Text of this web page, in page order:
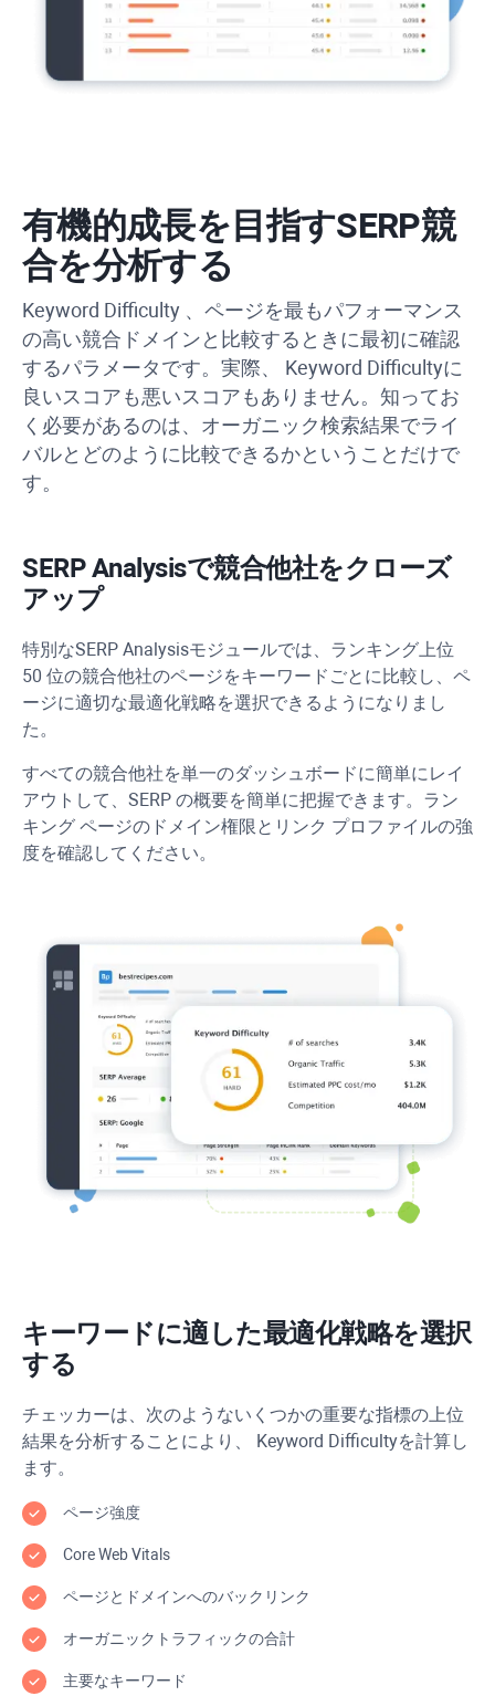
有機的成長を目指すSERP競
合を分析する
Keyword Difficulty 、ページを最もパフォーマンス
の高い競合ドメインと比較するときに最初に確認
するパラメータです。実際、 Keyword Difficultyに
良いスコアも悪いスコアもありません。知ってお
く必要があるのは、オーガニック検索結果でライ
バルとどのように比較できるかということだけで
す。
SERP Analysisで競合他社をクローズ
アップ
特別なSERP Analysisモジュールでは、ランキング上位
50 位の競合他社のページをキーワードごとに比較し、ペ
ージに適切な最適化戦略を選択できるようになりまし
た。
すべての競合他社を単一のダッシュボードに簡単にレイ
アウトして、SERP の概要を簡単に把握できます。ラン
キング ページのドメイン権限とリンク プロファイルの強
度を確認してください。
キーワードに適した最適化戦略を選択
する
チェッカーは、次のようないくつかの重要な指標の上位
結果を分析することにより、
Keyword Difficultyを計算し
ます。
ページ強度
Core Web Vitals
ページとドメインへのバックリンク
オーガニックトラフィックの合計
主要なキーワード